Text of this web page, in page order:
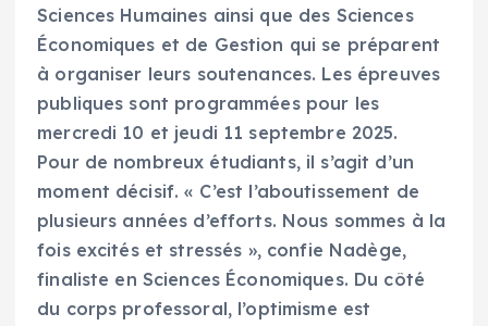
Sciences Humaines ainsi que des Sciences
Économiques et de Gestion qui se préparent
à organiser leurs soutenances. Les épreuves
publiques sont programmées pour les
mercredi 10 et jeudi 11 septembre 2025.
Pour de nombreux étudiants, il s’agit d’un
moment décisif. « C’est l’aboutissement de
plusieurs années d’efforts. Nous sommes à la
fois excités et stressés », confie Nadège,
finaliste en Sciences Économiques. Du côté
du corps professoral, l’optimisme est